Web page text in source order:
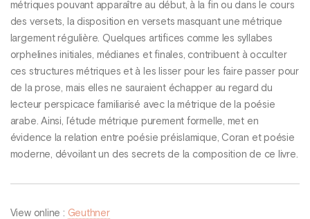
métriques pouvant apparaître au début, à la fin ou dans le cours
des versets, la disposition en versets masquant une métrique
largement régulière. Quelques artifices comme les syllabes
orphelines initiales, médianes et finales, contribuent à occulter
ces structures métriques et à les lisser pour les faire passer pour
de la prose, mais elles ne sauraient échapper au regard du
lecteur perspicace familiarisé avec la métrique de la poésie
arabe. Ainsi, l’étude métrique purement formelle, met en
évidence la relation entre poésie préislamique, Coran et poésie
moderne, dévoilant un des secrets de la composition de ce livre.
View online : Geuthner